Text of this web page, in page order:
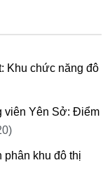
Khu chức năng đô
viên Yên Sở: Điểm
phân khu đô thị